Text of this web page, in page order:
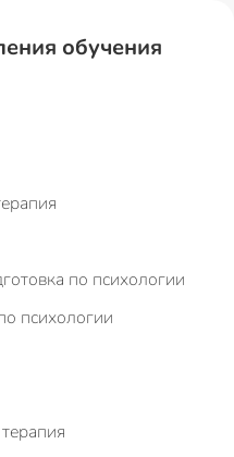
обучения
по психологии
психологии